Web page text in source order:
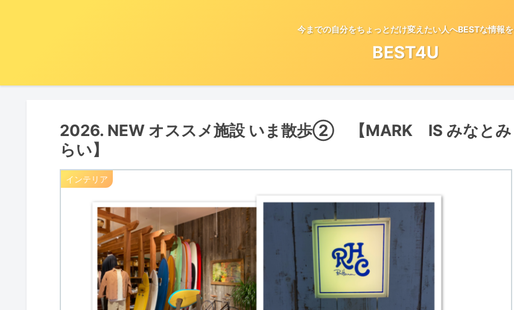
今までの自分をちょっとだけ変えたい人へBESTな情報を
BEST4U
2026. NEW オススメ施設 いま散歩② 【MARK IS みなとみ
らい】
インテリア